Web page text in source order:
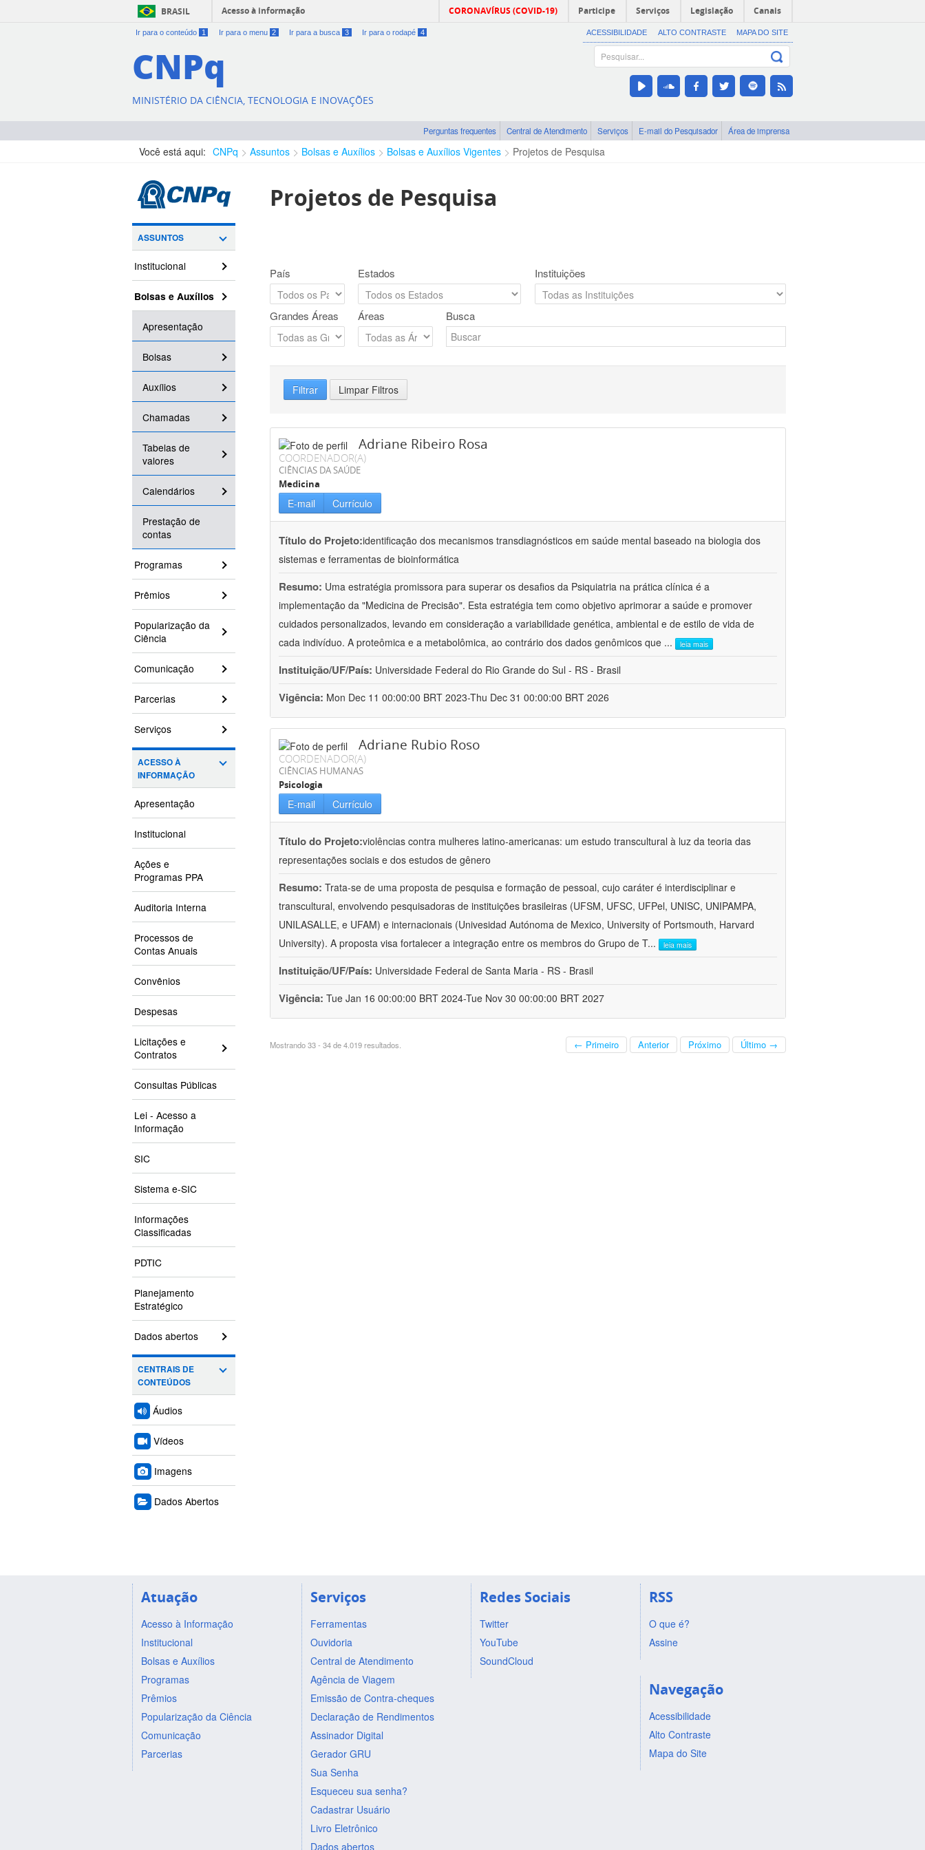
BRASIL Acesso à informação CORONAVÍRUS (COVID-19) Participe Serviços Legislação Canais
Ir para o conteúdo 1 Ir para o menu 2 Ir para a busca 3 Ir para o rodapé 4 ACESSIBILIDADE ALTO CONTRASTE MAPA DO SITE
CNPq
MINISTÉRIO DA CIÊNCIA, TECNOLOGIA E INOVAÇÕES
Perguntas frequentes Central de Atendimento Serviços E-mail do Pesquisador Área de imprensa
Você está aqui: CNPq Assuntos Bolsas e Auxílios Bolsas e Auxílios Vigentes Projetos de Pesquisa
ASSUNTOS
Institucional
Bolsas e Auxílios
Apresentação
Bolsas
Auxílios
Chamadas
Tabelas de
valores
Calendários
Prestação de
contas
Programas
Prêmios
Popularização da
Ciência
Comunicação
Parcerias
Serviços
ACESSO À
INFORMAÇÃO
Apresentação
Institucional
Ações e
Programas PPA
Auditoria Interna
Processos de
Contas Anuais
Convênios
Despesas
Licitações e
Contratos
Consultas Públicas
Lei - Acesso a
Informação
SIC
Sistema e-SIC
Informações
Classificadas
PDTIC
Planejamento
Estratégico
Dados abertos
CENTRAIS DE
CONTEÚDOS
Áudios
Vídeos
Imagens
Dados Abertos
Projetos de Pesquisa
País Estados Instituições
Grandes Áreas Áreas Busca
Filtrar Limpar Filtros
Adriane Ribeiro Rosa
COORDENADOR(A)
CIÊNCIAS DA SAÚDE
Medicina
E-mail Currículo
Título do Projeto:identificação dos mecanismos transdiagnósticos em saúde mental baseado na biologia dos
sistemas e ferramentas de bioinformática
Resumo: Uma estratégia promissora para superar os desafios da Psiquiatria na prática clínica é a
implementação da "Medicina de Precisão". Esta estratégia tem como objetivo aprimorar a saúde e promover
cuidados personalizados, levando em consideração a variabilidade genética, ambiental e de estilo de vida de
cada indivíduo. A proteômica e a metabolômica, ao contrário dos dados genômicos que ... leia mais
Instituição/UF/País: Universidade Federal do Rio Grande do Sul - RS - Brasil
Vigência: Mon Dec 11 00:00:00 BRT 2023-Thu Dec 31 00:00:00 BRT 2026
Adriane Rubio Roso
COORDENADOR(A)
CIÊNCIAS HUMANAS
Psicologia
E-mail Currículo
Título do Projeto:violências contra mulheres latino-americanas: um estudo transcultural à luz da teoria das
representações sociais e dos estudos de gênero
Resumo: Trata-se de uma proposta de pesquisa e formação de pessoal, cujo caráter é interdisciplinar e
transcultural, envolvendo pesquisadoras de instituições brasileiras (UFSM, UFSC, UFPel, UNISC, UNIPAMPA,
UNILASALLE, e UFAM) e internacionais (Univesidad Autónoma de Mexico, University of Portsmouth, Harvard
University). A proposta visa fortalecer a integração entre os membros do Grupo de T... leia mais
Instituição/UF/País: Universidade Federal de Santa Maria - RS - Brasil
Vigência: Tue Jan 16 00:00:00 BRT 2024-Tue Nov 30 00:00:00 BRT 2027
Mostrando 33 - 34 de 4.019 resultados. ← Primeiro Anterior Próximo Último →
Atuação
Acesso à Informação
Institucional
Bolsas e Auxílios
Programas
Prêmios
Popularização da Ciência
Comunicação
Parcerias
Serviços
Ferramentas
Ouvidoria
Central de Atendimento
Agência de Viagem
Emissão de Contra-cheques
Declaração de Rendimentos
Assinador Digital
Gerador GRU
Sua Senha
Esqueceu sua senha?
Cadastrar Usuário
Livro Eletrônico
Dados abertos
Redes Sociais
Twitter
YouTube
SoundCloud
RSS
O que é?
Assine
Navegação
Acessibilidade
Alto Contraste
Mapa do Site